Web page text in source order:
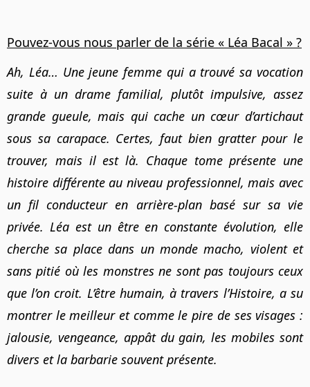
Pouvez-vous nous parler de la série « Léa Bacal » ?
Ah, Léa… Une jeune femme qui a trouvé sa vocation
suite à un drame familial, plutôt impulsive, assez
grande gueule, mais qui cache un cœur d’artichaut
sous sa carapace. Certes, faut bien gratter pour le
trouver, mais il est là. Chaque tome présente une
histoire différente au niveau professionnel, mais avec
un fil conducteur en arrière-plan basé sur sa vie
privée. Léa est un être en constante évolution, elle
cherche sa place dans un monde macho, violent et
sans pitié où les monstres ne sont pas toujours ceux
que l’on croit. L’être humain, à travers l’Histoire, a su
montrer le meilleur et comme le pire de ses visages :
jalousie, vengeance, appât du gain, les mobiles sont
divers et la barbarie souvent présente.